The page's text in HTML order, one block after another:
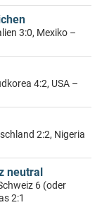
3:0, Mexiko –
4:2, USA –
2:2, Nigeria
neutral
6 (oder
2:1